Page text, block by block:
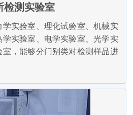
检测实验室
实验室、理化试验室、机械实
实验室、电学实验室、光学实
，能够分门别类对检测样品进